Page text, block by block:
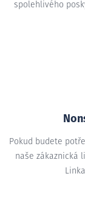
spolehlivého
Pokud budete
naše zákaznická